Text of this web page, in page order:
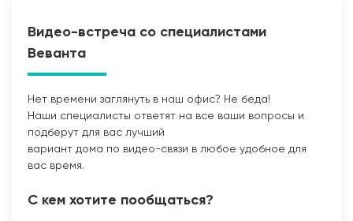
Видео-встреча со специалистами
Веванта
Нет времени заглянуть в наш офис? Не беда!
Наши специалисты ответят на все ваши вопросы и
подберут для вас лучший
вариант дома по видео-связи в любое удобное для
вас время.
С кем хотите пообщаться?